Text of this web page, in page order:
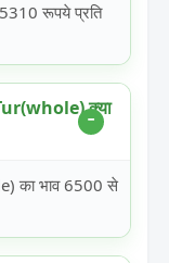
रूपये प्रति
क्या
का भाव 6500 से